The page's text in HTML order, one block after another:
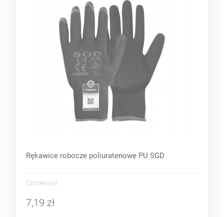
Rękawice robocze poliuratenowe PU SGD
Comensal
7,19 zł